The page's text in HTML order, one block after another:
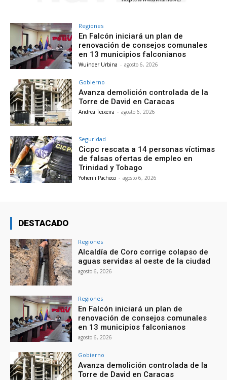
Regiones
En Falcón iniciará un plan de
renovación de consejos comunales
en 13 municipios falconianos
Wuinder Urbina - agosto 6, 2026
Gobierno
Avanza demolición controlada de la
Torre de David en Caracas
Andrea Teixeira - agosto 6, 2026
Seguridad
Cicpc rescata a 14 personas víctimas
de falsas ofertas de empleo en
Trinidad y Tobago
Yohenli Pacheco - agosto 6, 2026
DESTACADO
Regiones
Alcaldía de Coro corrige colapso de
aguas servidas al oeste de la ciudad
agosto 6, 2026
Regiones
En Falcón iniciará un plan de
renovación de consejos comunales
en 13 municipios falconianos
agosto 6, 2026
Gobierno
Avanza demolición controlada de la
Torre de David en Caracas